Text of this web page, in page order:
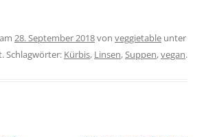
28. September 2018von veggietable unter
Schlagwörter: Kürbis, Linsen,Suppen,vegan.